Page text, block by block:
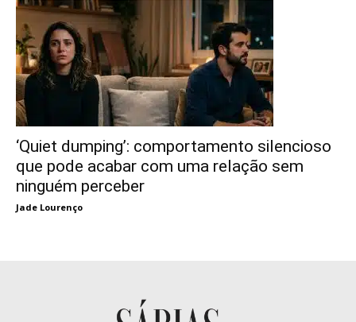
‘Quiet dumping’: comportamento silencioso
que pode acabar com uma relação sem
ninguém perceber
Jade Lourenço